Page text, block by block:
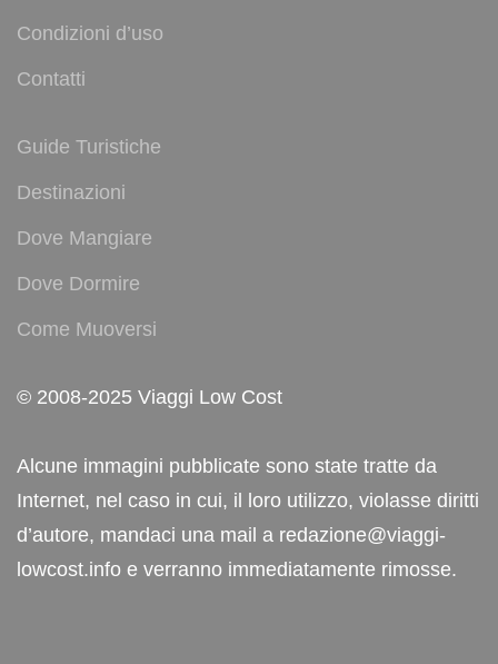
Condizioni d’uso
Contatti
Guide Turistiche
Destinazioni
Dove Mangiare
Dove Dormire
Come Muoversi
© 2008-2025 Viaggi Low Cost
Alcune immagini pubblicate sono state tratte da
Internet, nel caso in cui, il loro utilizzo, violasse diritti
d’autore, mandaci una mail a redazione@viaggi-
lowcost.info e verranno immediatamente rimosse.